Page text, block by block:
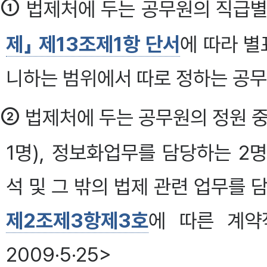
① 법제처에 두는 공무원의 직급
제」 제13조제1항 단서 에 따라
니하는 범위에서 따로 정하는 공
② 법제처에 두는 공무원의 정원
1명), 정보화업무를 담당하는 2
석 및 그 밖의 법제 관련 업무를
제2조제3항제3호에 따른 계약
2009·5·25>